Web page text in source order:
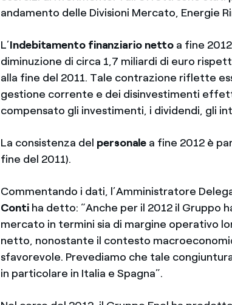
andamento delle Divisioni Mercato, Energie
L’Indebitamento finanziario netto a fine
diminuzione di circa 1,7 miliardi di euro
alla fine del 2011. Tale contrazione riflette
gestione corrente e dei disinvestimenti
compensato gli investimenti, i dividendi, gli
La consistenza del personale a fine 2012 è
fine del 2011).
Commentando i dati, l’Amministratore
Contiha detto: “Anche per il 2012 il Gruppo
mercato in termini sia di margine operativo
netto, nonostante il contesto
sfavorevole. Prevediamo che tale
in particolare in Italia e Spagna”.